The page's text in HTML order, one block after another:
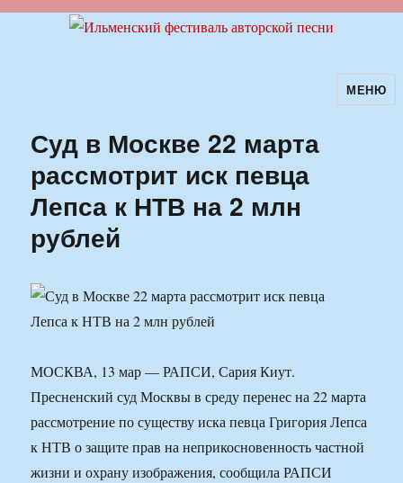
Ильменский фестиваль авторскойМЕНЮ
Суд в Москве 22 марта
рассмотрит иск певца
Лепса к НТВ на 2 млн
рублей
МОСКВА, 13 мар — РАПСИ, Сария Киут.
Пресненский суд Москвы в среду перенес на 22 марта
рассмотрение по существу иска певца Григория Лепса
к НТВ о защите прав на неприкосновенность частной
жизни и охрану изображения, сообщила РАПСИ